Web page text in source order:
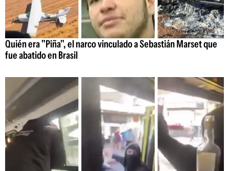
Quién era "Piña", el narco vinculado a Sebastián Marset que
fue abatido en Brasil